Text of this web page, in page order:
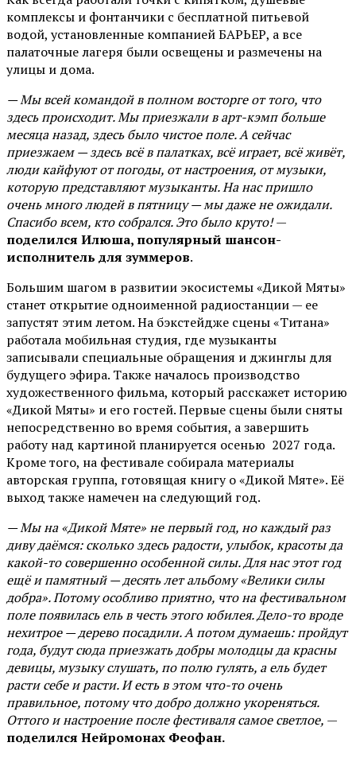
комплексы и фонтанчики с бесплатной питьевой
водой, установленные компанией БАРЬЕР, а все
палаточные лагеря были освещены и размечены на
улицы и дома.
— Мы всей командой в полном восторге от того, что
здесь происходит. Мы приезжали в арт-кэмп больше
месяца назад, здесь было чистое поле. А сейчас
приезжаем — здесь всё в палатках, всё играет, всё живёт,
люди кайфуют от погоды, от настроения, от музыки,
которую представляют музыканты. На нас пришло
очень много людей в пятницу — мы даже не ожидали.
Спасибо всем, кто собрался. Это было круто!—
поделился Илюша, популярный шансон-
исполнитель для зуммеров.
Большим шагом в развитии экосистемы «Дикой Мяты»
станет открытие одноименной радиостанции — ее
запустят этим летом. На бэкстейдже сцены «Титана»
работала мобильная студия, где музыканты
записывали специальные обращения и джинглы для
будущего эфира. Также началось производство
художественного фильма, который расскажет историю
«Дикой Мяты» и его гостей. Первые сцены были сняты
непосредственно во время события, а завершить
работу над картиной планируется осенью 2027 года.
Кроме того, на фестивале собирала материалы
авторская группа, готовящая книгу о «Дикой Мяте». Её
выход также намечен на следующий год.
— Мы на «Дикой Мяте» не первый год, но каждый раз
диву даёмся: сколько здесь радости, улыбок, красоты да
какой-то совершенно особенной силы. Для нас этот год
ещё и памятный — десять лет альбому «Велики силы
добра». Потому особливо приятно, что на фестивальном
поле появилась ель в честь этого юбилея. Дело-то вроде
нехитрое — дерево посадили. А потом думаешь: пройдут
года, будут сюда приезжать добры молодцы да красны
девицы, музыку слушать, по полю гулять, а ель будет
расти себе и расти. И есть в этом что-то очень
правильное, потому что добро должно укореняться.
Оттого и настроение после фестиваля самое светлое, —
поделился Нейромонах Феофан.